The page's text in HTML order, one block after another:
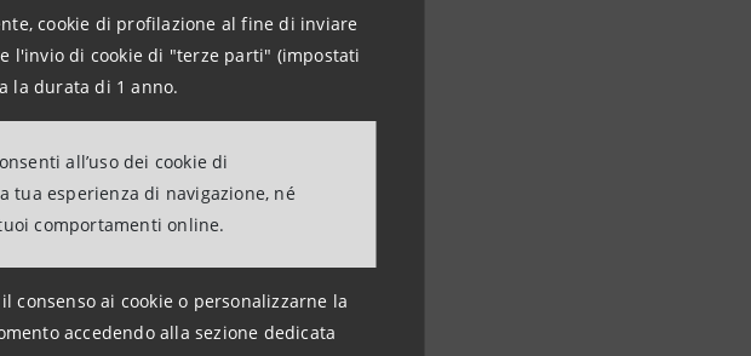
cookie di profilazione al fine di inviare
l'invio di cookie di "terze parti" (impostati
la durata di 1 anno.
all’uso dei cookie di
tua esperienza di navigazione, né
comportamenti online.
consenso ai cookie o personalizzarne la
accedendo alla sezione dedicata